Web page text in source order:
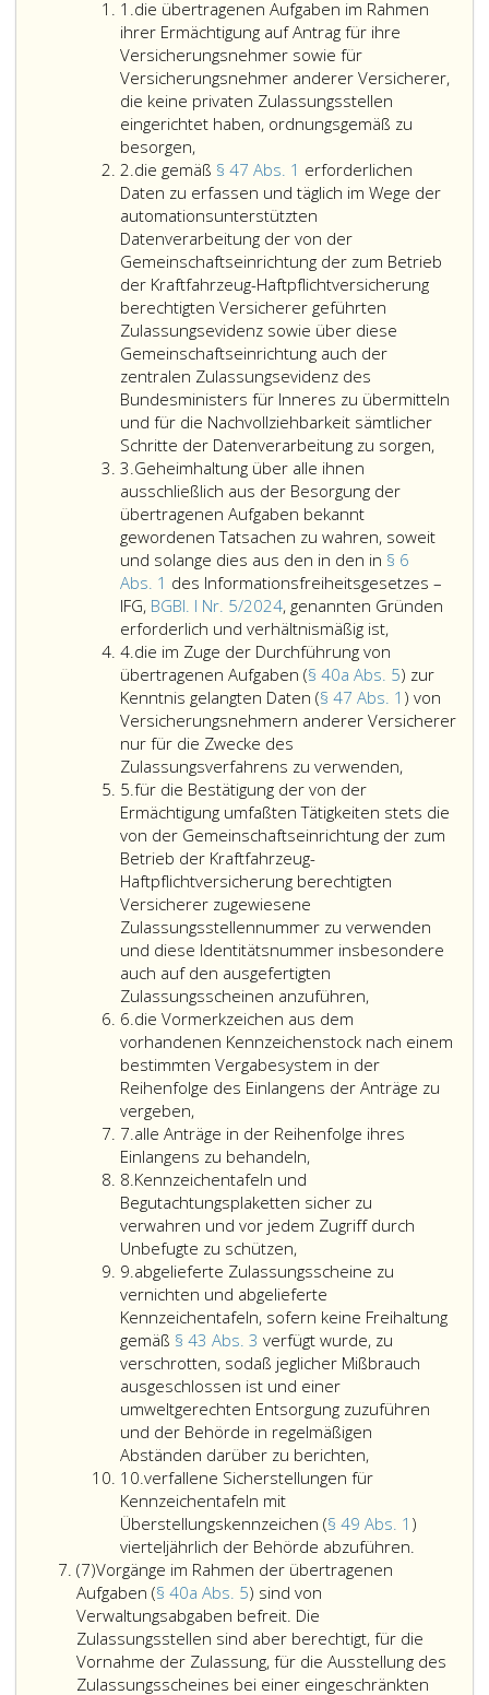
römisch
vier. Abschnittes
anzuwenden
sind.
stattzugeben
ist,
so
hat
die
Behörde
festzustellen,
daß
die
Zulassungsstelle
zuständig
ist.
Ergibt
die
Prüfung,
daß
dem
Antrag
nicht
stattgegeben
werden
kann,
so
hat
die
Behörde
über
den
Antrag
abzusprechen.
hat
den
Herstellung
(Paragraph
49,
zeitgerecht
zuzuteilen.
Die
die
rechtzeitig
bei
den
zu
bestellen.
Die
von
den
an
die
zu
und
Behörde
darüber
informieren,
geliefert
können
die
6,
1.Ziffer
eins
die übertragenen Aufgaben im Rahmen
ihrer Ermächtigung auf Antrag für ihre
Versicherungsnehmer sowie für
Versicherungsnehmer anderer Versicherer,
die keine privaten Zulassungsstellen
eingerichtet haben, ordnungsgemäß zu
besorgen,
2.Ziffer
2
die gemäß § 47 Abs. 1 erforderlichen
Daten zu erfassen und täglich im Wege der
automationsunterstützten
Datenverarbeitung der von der
Gemeinschaftseinrichtung der zum Betrieb
der Kraftfahrzeug-Haftpflichtversicherung
berechtigten Versicherer geführten
Zulassungsevidenz sowie über diese
Gemeinschaftseinrichtung auch der
zentralen Zulassungsevidenz des
Bundesministers für Inneres zu übermitteln
und für die Nachvollziehbarkeit sämtlicher
Schritte der Datenverarbeitung zu sorgen,die
Absatz
Daten
und
täglich
im
der
zum
zu
3.Ziffer
3
Geheimhaltung über alle ihnen
ausschließlich aus der Besorgung der
übertragenen Aufgaben bekannt
gewordenen Tatsachen zu wahren, soweit
und solange dies aus den in den in § 6
Abs. 1 des Informationsfreiheitsgesetzes –
IFG, BGBl. I Nr. 5/2024, genannten Gründen
erforderlich und verhältnismäßig ist,
über
alle
ihnen
der
der
bekannt
Tatsachen
zu
solange
aus
in
6,
eins,
–
IFG,
Teil
genannten
Gründen
erforderlich
ist,
4.Ziffer
4
die im Zuge der Durchführung von
übertragenen Aufgaben (§ 40a Abs. 5) zur
Kenntnis gelangten Daten (§ 47 Abs. 1 ) von
Versicherungsnehmern anderer Versicherer
nur für die Zwecke des
Zulassungsverfahrens zu verwenden,die
Zuge
der
Aufgaben
(Paragraph
5,)
Kenntnis
Daten
eins,)
Versicherer
für
Zwecke
5.Ziffer
5
für die Bestätigung der von der
Ermächtigung umfaßten Tätigkeiten stets die
von der Gemeinschaftseinrichtung der zum
Betrieb der Kraftfahrzeug-
Haftpflichtversicherung berechtigten
Versicherer zugewiesene
Zulassungsstellennummer zu verwenden
und diese Identitätsnummer insbesondere
auch auf den ausgefertigten
Zulassungsscheinen anzuführen,
6.Ziffer
6
die Vormerkzeichen aus dem
vorhandenen Kennzeichenstock nach einem
bestimmten Vergabesystem in der
Reihenfolge des Einlangens der Anträge zu
vergeben,
7.Ziffer
7
alle Anträge in der Reihenfolge ihres
Einlangens zu behandeln,
8.Ziffer
8
Kennzeichentafeln und
Begutachtungsplaketten sicher zu
verwahren und vor jedem Zugriff durch
Unbefugte zu schützen,
9.Ziffer
9
abgelieferte Zulassungsscheine zu
vernichten und abgelieferte
Kennzeichentafeln, sofern keine Freihaltung
gemäß § 43 Abs. 3 verfügt wurde, zu
verschrotten, sodaß jeglicher Mißbrauch
ausgeschlossen ist und einer
umweltgerechten Entsorgung zuzuführen
und der Behörde in regelmäßigen
Abständen darüber zu berichten,abgelieferte
vernichten
und
abgelieferte
keine
Freihaltung
gemäß
10.Ziffer
10
verfallene Sicherstellungen für
Kennzeichentafeln mit
Überstellungskennzeichen (§ 49 Abs. 1 )
vierteljährlich der Behörde abzuführen.
mit
(7)Absatz
7,
Vorgänge im Rahmen der übertragenen
Aufgaben (§ 40a Abs. 5) sind von
Verwaltungsabgaben befreit. Die
Zulassungsstellen sind aber berechtigt, für die
Vornahme der Zulassung, für die Ausstellung des
Zulassungsscheines bei einer eingeschränkten